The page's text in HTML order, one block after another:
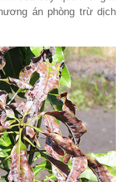
án phòng trừ dịch